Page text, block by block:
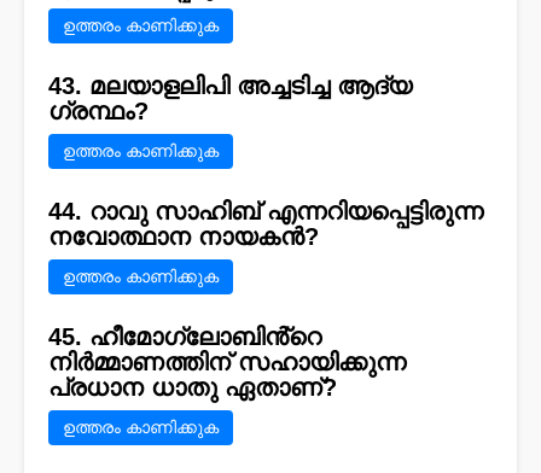
ഉത്തരം കാണിക്കുക
43. മലയാളലിപി അച്ചടിച്ച ആദ്യ
ഗ്രന്ഥം?
ഉത്തരം കാണിക്കുക
44. റാവു സാഹിബ് എന്നറിയപ്പെട്ടിരുന്ന
നവോത്ഥാന നായകൻ?
ഉത്തരം കാണിക്കുക
45. ഹീമോഗ്ലോബിൻ്റെ
നിർമ്മാണത്തിന് സഹായിക്കുന്ന
പ്രധാന ധാതു ഏതാണ്?
ഉത്തരം കാണിക്കുക